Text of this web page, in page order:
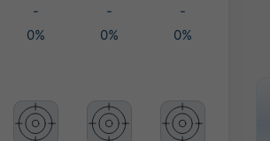
- -
-
0% 0% 0%